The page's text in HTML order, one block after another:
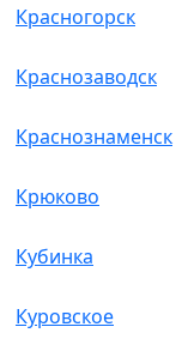
Красногорск
Краснозаводск
Краснознаменск
Крюково
Кубинка
Куровское